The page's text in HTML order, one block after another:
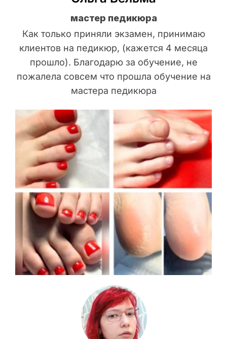
мастер педикюра
Как только приняли экзамен, принимаю
клиентов на педикюр, (кажется 4 месяца
прошло). Благодарю за обучение, не
пожалела совсем что прошла обучение на
мастера педикюра